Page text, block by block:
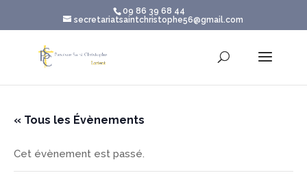
09 86 39 68 44
secretariatsaintchristophe56@gmail.com
« Tous les Évènements
Cet évènement est passé.